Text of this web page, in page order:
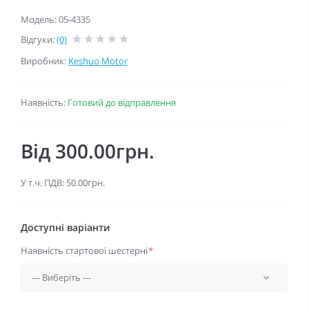
Модель: 05-4335
Відгуки:(0)
Виробник: Keshuo Motor
Наявність: Готовий до відправлення
Від 300.00грн.
У т.ч. ПДВ: 50.00грн.
Доступні варіанти
Наявність стартової шестерні*